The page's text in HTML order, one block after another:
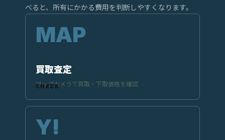
べると、所有にかかる費用を判断しやすくなります。
買取査定
マップカメラで買取・下取価格を確認